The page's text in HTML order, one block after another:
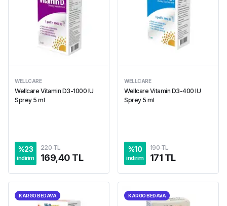
WELLCARE
Wellcare Vitamin D3-1000 IU
Sprey 5 ml
%23
indirim
220 TL
169,40 TL
WELLCARE
Wellcare Vitamin D3-400 IU
Sprey 5 ml
%10
indirim
190 TL
171 TL
KARGO BEDAVA KARGO BEDAVA